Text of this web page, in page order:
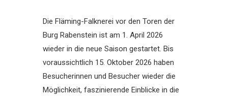
Die Fläming-Falknerei vor den Toren der
Burg Rabenstein ist am 1. April 2026
wieder in die neue Saison gestartet. Bis
voraussichtlich 15. Oktober 2026 haben
Besucherinnen und Besucher wieder die
Möglichkeit, faszinierende Einblicke in die